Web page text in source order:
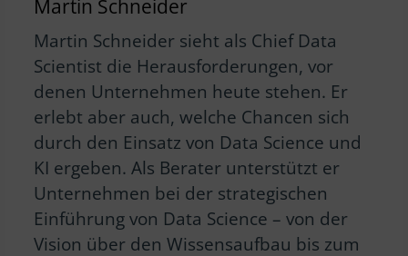
Martin Schneider
Martin Schneider sieht als Chief Data
Scientist die Herausforderungen, vor
denen Unternehmen heute stehen. Er
erlebt aber auch, welche Chancen sich
durch den Einsatz von Data Science und
KI ergeben. Als Berater unterstützt er
Unternehmen bei der strategischen
Einführung von Data Science – von der
Vision über den Wissensaufbau bis zum